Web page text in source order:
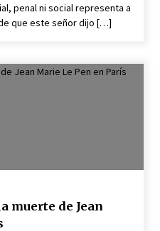
de su sexualidad con
defiende la inmigración
ETA ganan las elecciones en
penal ni social representa a
que este señor dijo […]
muerte de Jean